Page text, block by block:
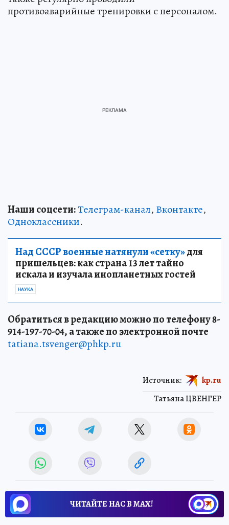
противоаварийные тренировки с персоналом.
Наши соцсети:Телеграм-канал, Вконтакте,
Одноклассники.
Над СССР военные натянули «сетку»для
пришельцев: как страна 13 лет тайно
искала и изучала инопланетных гостей
НАУКА
Обратиться в редакцию можно по телефону 8-
914-197-70-04, а также по электронной почте
tatiana.tsvenger@phkp.ru
Татьяна ЦВЕНГЕР
Источник: kp.ru
ЧИТАЙТЕ НАС В МАХ!